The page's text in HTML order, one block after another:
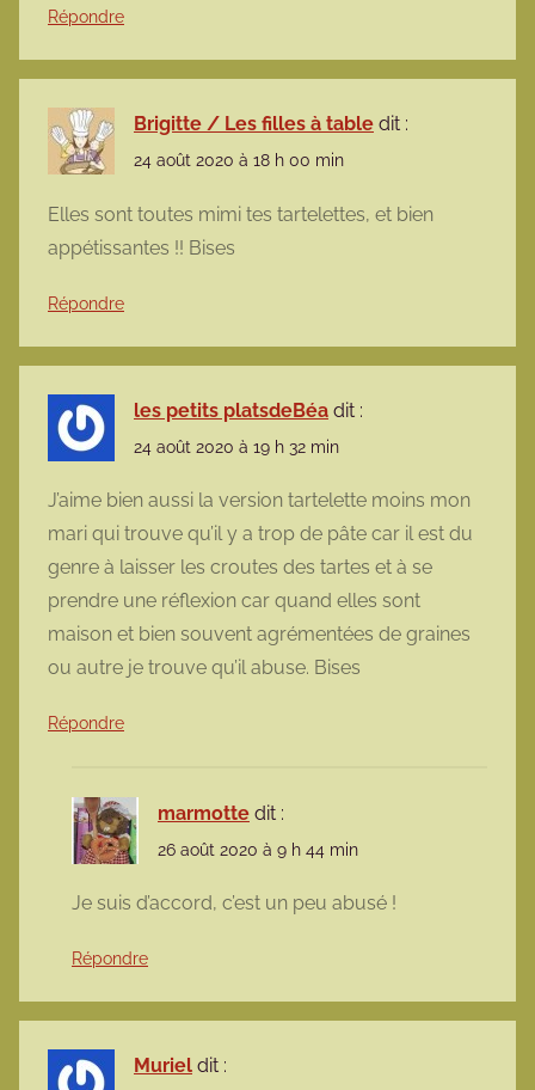
Répondre
Brigitte / Les filles à table dit :
24 août 2020 à 18 h 00 min
Elles sont toutes mimi tes tartelettes, et bien
appétissantes !! Bises
Répondre
les petits platsdeBéa dit :
24 août 2020 à 19 h 32 min
J’aime bien aussi la version tartelette moins mon
mari qui trouve qu’il y a trop de pâte car il est du
genre à laisser les croutes des tartes et à se
prendre une réflexion car quand elles sont
maison et bien souvent agrémentées de graines
ou autre je trouve qu’il abuse. Bises
Répondre
marmotte dit :
26 août 2020 à 9 h 44 min
Je suis d’accord, c’est un peu abusé !
Répondre
Muriel dit :